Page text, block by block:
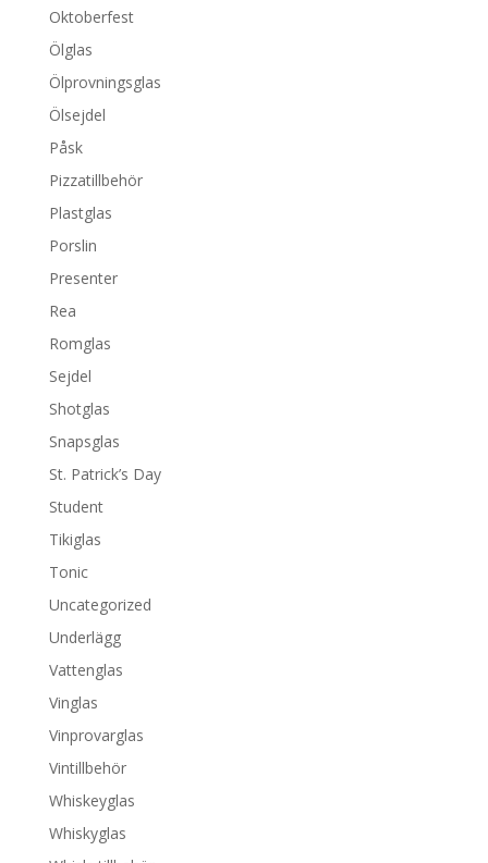
Oktoberfest
Ölglas
Ölprovningsglas
Ölsejdel
Påsk
Pizzatillbehör
Plastglas
Porslin
Presenter
Rea
Romglas
Sejdel
Shotglas
Snapsglas
St. Patrick’s Day
Student
Tikiglas
Tonic
Uncategorized
Underlägg
Vattenglas
Vinglas
Vinprovarglas
Vintillbehör
Whiskeyglas
Whiskyglas